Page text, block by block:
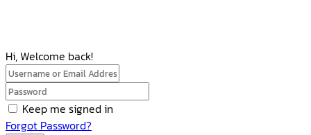
Hi, Welcome back!
Keep me signed in
Forgot Password?